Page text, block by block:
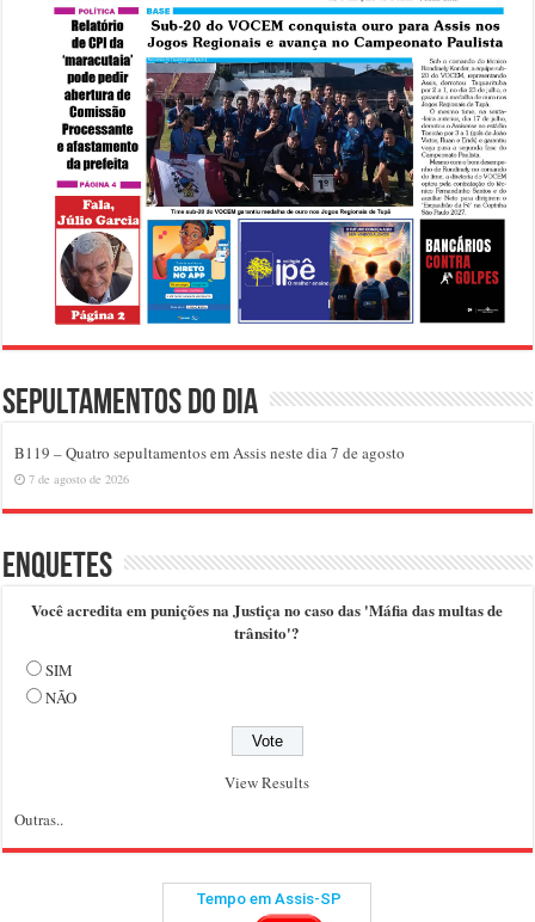
Sepultamentos do dia
B119 – Quatro sepultamentos em Assis neste dia 7 de agosto
7 de agosto de 2026
Enquetes
Você acredita em punições na Justiça no caso das 'Máfia das multas de
trânsito'?
SIM
NÃO
View Results
Outras..